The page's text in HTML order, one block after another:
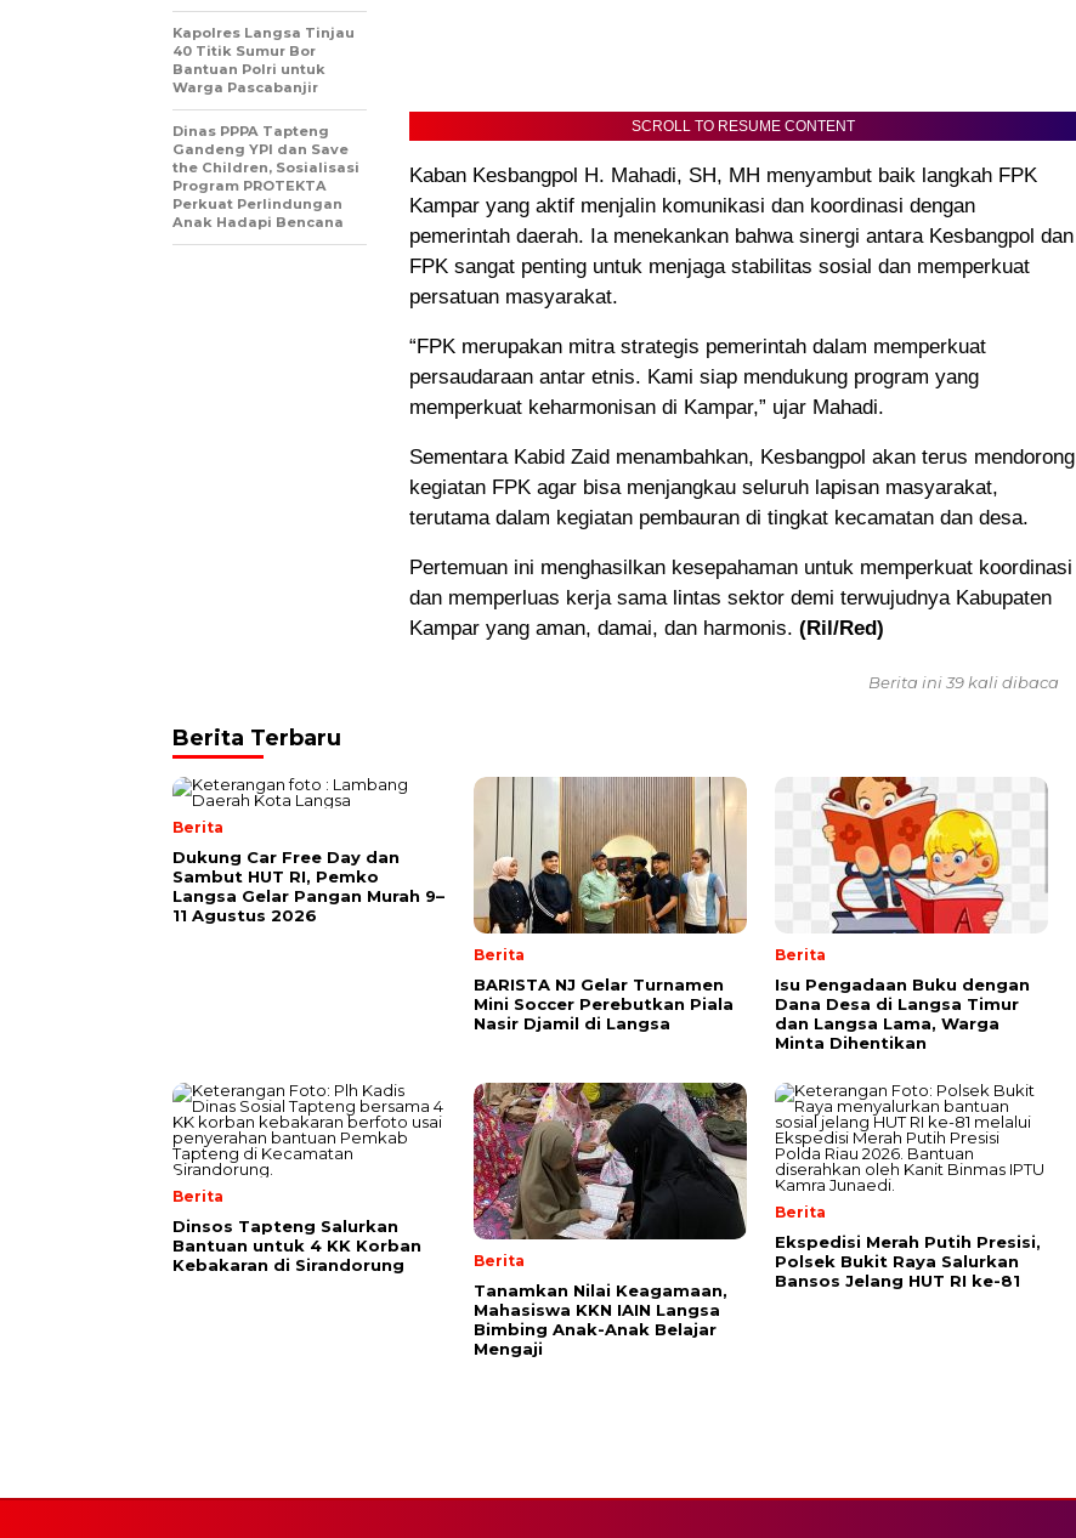
SCROLL TO RESUME CONTENT
Kaban Kesbangpol H. Mahadi, SH, MH menyambut baik langkah FPK
Kampar yang aktif menjalin komunikasi dan koordinasi dengan
pemerintah daerah. Ia menekankan bahwa sinergi antara Kesbangpol dan
FPK sangat penting untuk menjaga stabilitas sosial dan memperkuat
persatuan masyarakat.
“FPK merupakan mitra strategis pemerintah dalam memperkuat
persaudaraan antar etnis. Kami siap mendukung program yang
memperkuat keharmonisan di Kampar,” ujar Mahadi.
Sementara Kabid Zaid menambahkan, Kesbangpol akan terus mendorong
kegiatan FPK agar bisa menjangkau seluruh lapisan masyarakat,
terutama dalam kegiatan pembauran di tingkat kecamatan dan desa.
Pertemuan ini menghasilkan kesepahaman untuk memperkuat koordinasi
dan memperluas kerja sama lintas sektor demi terwujudnya Kabupaten
Kampar yang aman, damai, dan harmonis. (Ril/Red)
Kapolres Langsa Tinjau
40 Titik Sumur Bor
Bantuan Polri untuk
Warga Pascabanjir
Dinas PPPA Tapteng
Gandeng YPI dan Save
the Children, Sosialisasi
Program PROTEKTA
Perkuat Perlindungan
Anak Hadapi Bencana
Berita ini 39 kali dibaca
Berita Terbaru
Berita
Dukung Car Free Day dan
Sambut HUT RI, Pemko
Langsa Gelar Pangan Murah 9–
11 Agustus 2026
Berita
BARISTA NJ Gelar Turnamen
Mini Soccer Perebutkan Piala
Nasir Djamil di Langsa
Berita
Isu Pengadaan Buku dengan
Dana Desa di Langsa Timur
dan Langsa Lama, Warga
Minta Dihentikan
Berita
Dinsos Tapteng Salurkan
Bantuan untuk 4 KK Korban
Kebakaran di Sirandorung
Berita
Tanamkan Nilai Keagamaan,
Mahasiswa KKN IAIN Langsa
Bimbing Anak-Anak Belajar
Mengaji
Berita
Ekspedisi Merah Putih Presisi,
Polsek Bukit Raya Salurkan
Bansos Jelang HUT RI ke-81